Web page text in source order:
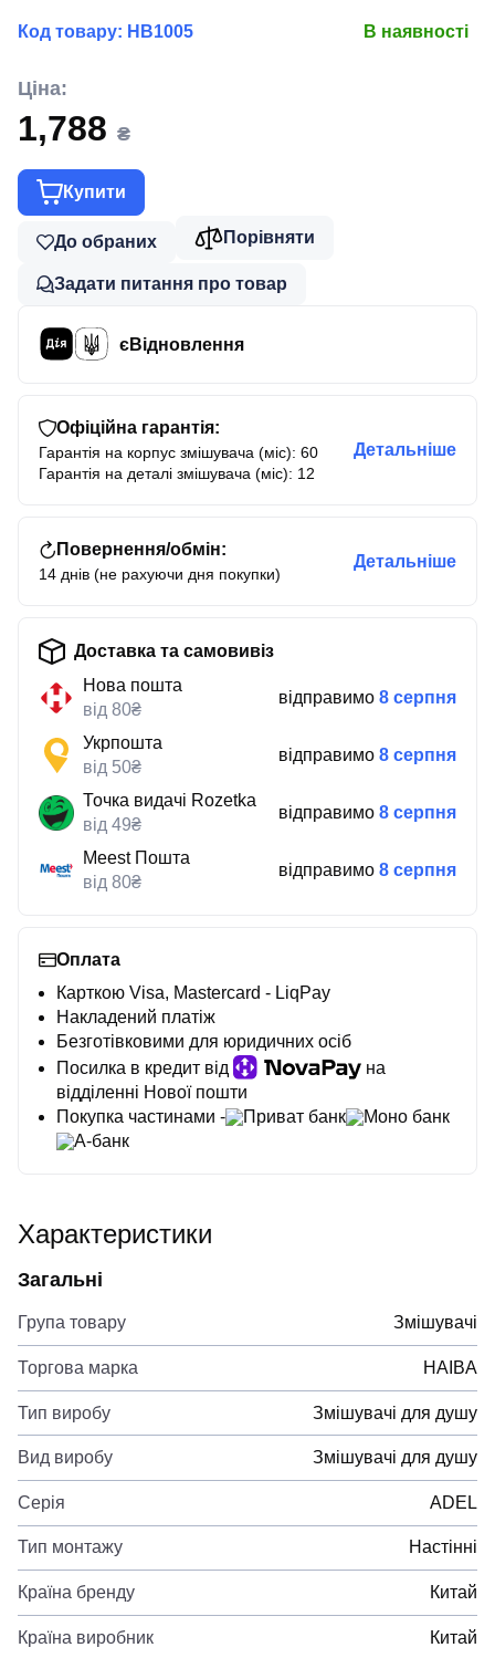
Код товару: HB1005 В наявності
Ціна:
1,788 ₴
Купити
До обраних Порівняти
Задати питання про товар
єВідновлення
Офіційна гарантія:
Гарантія на корпус змішувача (міс): 60
Гарантія на деталі змішувача (міс): 12
Детальніше
Повернення/обмін:
14 днів (не рахуючи дня покупки)
Детальніше
Доставка та самовивіз
Нова пошта
від 80₴
відправимо 8 серпня
Укрпошта
від 50₴
відправимо 8 серпня
Точка видачі Rozetka
від 49₴
відправимо 8 серпня
Meest Пошта
від 80₴
відправимо 8 серпня
Оплата
Карткою Visa, Mastercard - LiqPay
Накладений платіж
Безготівковими для юридичних осіб
Посилка в кредит від
на
відділенні Нової пошти
Покупка частинами -
Приват банк
Моно банк
А-банк
Характеристики
Загальні
Група товару Змішувачі
Торгова марка HAIBA
Тип виробу Змішувачі для душу
Вид виробу Змішувачі для душу
Серія ADEL
Тип монтажу Настінні
Країна бренду Китай
Країна виробник Китай